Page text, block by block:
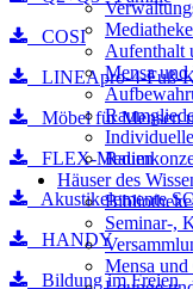
COSI
LINEApro-4-Fuß-
Möbel für Mensen
FLEX-Medien
Akustikelemente
HANDY
Bildung im Freien
Aufenthalt
Mensa und
Häuser des
Seminar-,
Mensa und